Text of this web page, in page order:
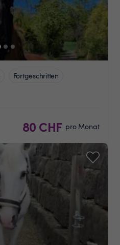
Fortgeschritten
80 CHF pro Monat